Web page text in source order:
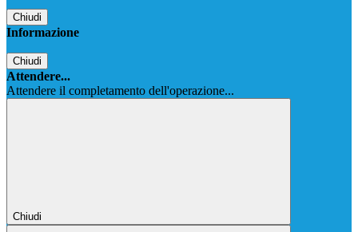
Chiudi
Informazione
Chiudi
Attendere...
Attendere il completamento dell'operazione...
Chiudi